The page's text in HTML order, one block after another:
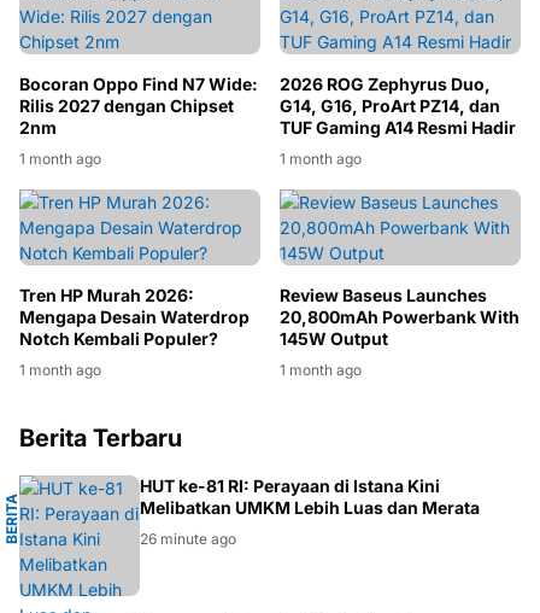
Bocoran Oppo Find N7 Wide:
Rilis 2027 dengan Chipset
2nm
1 month ago
2026 ROG Zephyrus Duo,
G14, G16, ProArt PZ14, dan
TUF Gaming A14 Resmi Hadir
1 month ago
Tren HP Murah 2026:
Mengapa Desain Waterdrop
Notch Kembali Populer?
1 month ago
Review Baseus Launches
20,800mAh Powerbank With
145W Output
1 month ago
Berita Terbaru
B
E
R
I
T
A
E
K
O
N
O
MI
HUT ke-81 RI: Perayaan di Istana Kini
Melibatkan UMKM Lebih Luas dan Merata
26 minute ago